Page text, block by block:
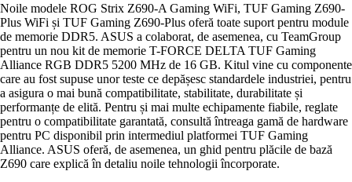
Noile modele ROG Strix Z690-A Gaming WiFi, TUF Gaming Z690-
Plus WiFi și TUF Gaming Z690-Plus oferă toate suport pentru module
de memorie DDR5. ASUS a colaborat, de asemenea, cu TeamGroup
pentru un nou kit de memorie T-FORCE DELTA TUF Gaming
Alliance RGB DDR5 5200 MHz de 16 GB. Kitul vine cu componente
care au fost supuse unor teste ce depășesc standardele industriei, pentru
a asigura o mai bună compatibilitate, stabilitate, durabilitate și
performanțe de elită. Pentru și mai multe echipamente fiabile, reglate
pentru o compatibilitate garantată, consultă întreaga gamă de hardware
pentru PC disponibil prin intermediul platformei TUF Gaming
Alliance. ASUS oferă, de asemenea, un ghid pentru plăcile de bază
Z690 care explică în detaliu noile tehnologii încorporate.